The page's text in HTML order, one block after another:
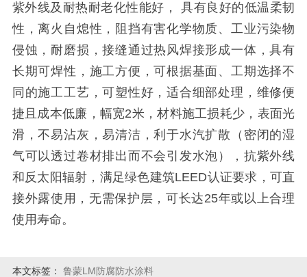
紫外线及耐热耐老化性能好，
具有良好的低温柔韧
性，离火自熄性，阻挡有害化学物质、工业污染物
侵蚀，耐磨损，接缝通过热风焊接形成一体，具有
长期可焊性，施工方便，可根据基面、工期选择不
同的施工工艺，可塑性好，适合细部处理，维修便
捷且成本低廉，幅宽2米，材料施工损耗少，表面光
滑，不易沾灰，易清洁，利于水汽扩散（密闭的湿
气可以透过卷材排出而不会引发水泡），抗紫外线
和反太阳辐射，满足绿色建筑LEED认证要求，可直
接外露使用，无需保护层，可长达25年或以上合理
使用寿命。
本文标签： 鲁蒙LM防腐防水涂料